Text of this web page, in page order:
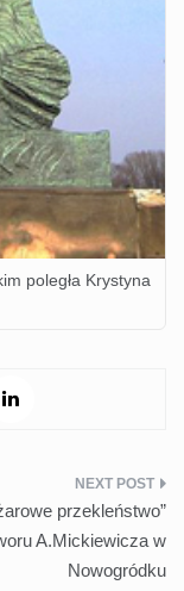
poległa Krystyna
przekleństwo”
A.Mickiewicza w
Nowogródku